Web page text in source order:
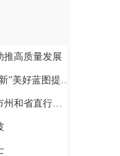
推高质量发展
提供坚实法治保障
基层党建工作述职评议会议